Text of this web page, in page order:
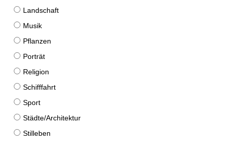
Landschaft
Musik
Pflanzen
Porträt
Religion
Schifffahrt
Sport
Städte/Architektur
Stilleben